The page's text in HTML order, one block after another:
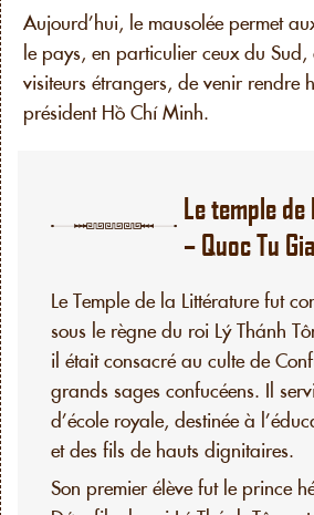
Aujourd’hui, le mausolée permet
le pays, en particulier ceux du Sud,
visiteurs étrangers, de venir rendre
président Hồ Chí Minh.
Le temple
– Quoc Tu
Le Temple de la Littérature fut
sous le règne du roi Lý Thánh
il était consacré au culte de
grands sages confucéens. Il
d’école royale, destinée à
et des fils de hauts dignitaires.
Son premier élève fut le prince